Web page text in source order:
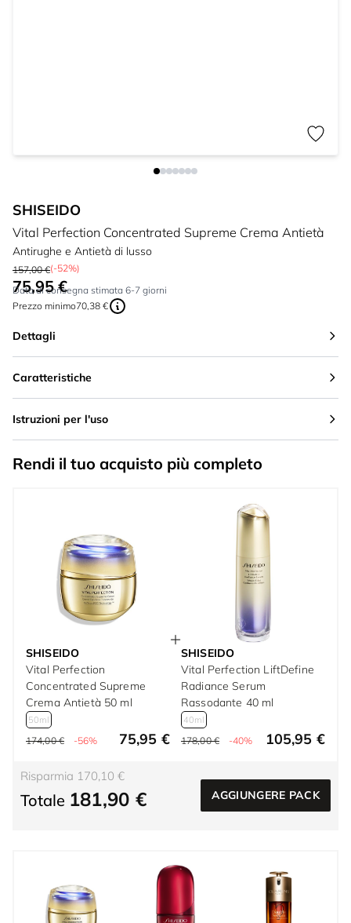
SHISEIDO
Vital Perfection Concentrated Supreme Crema Antietà
Antirughe e Antietà di lusso
157,00 €(-52%)
A partire da:
75,95 €
Data di consegna stimata 6-7 giorni
Prezzo minimo70,38 €
Dettagli
Caratteristiche
Istruzioni per l'uso
Rendi il tuo acquisto più completo
SHISEIDO
Vital Perfection
Concentrated Supreme
Crema Antietà 50 ml
50ml
174,00 € -56% 75,95 €
SHISEIDO
Vital Perfection LiftDefine
Radiance Serum
Rassodante 40 ml
40ml
178,00 € -40% 105,95 €
Risparmia 170,10 €
Totale 181,90 € AGGIUNGERE PACK